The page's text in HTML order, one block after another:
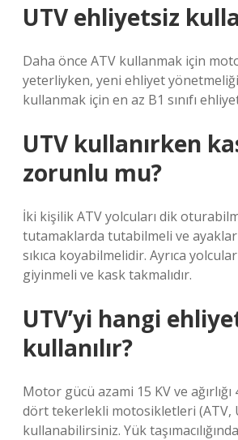
UTV ehliyetsiz
Daha önce ATV kullanmak için
yeterliyken, yeni ehliyet
kullanmak için en az B1 sınıfı
UTV kullanırken
zorunlu mu?
İki kişilik ATV yolcuları dik
tutamaklarda tutabilmeli ve
sıkıca koyabilmelidir. Ayrıca
giyinmeli ve kask takmalıdır.
UTV’yi hangi
kullanılır?
Motor gücü azami 15 KV ve ağırlığı
dört tekerlekli motosikletleri (ATV,
kullanabilirsiniz. Yük